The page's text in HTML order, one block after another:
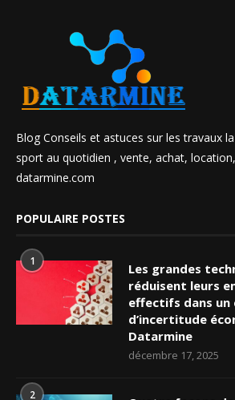
Blog Conseils et astuces sur les travaux
sport au quotidien , vente, achat,
datarmine.com
POPULAIRE POSTES
1
Les grandes
réduisent leurs
effectifs dans
d’incertitude
Datarmine
décembre 17, 2025
2